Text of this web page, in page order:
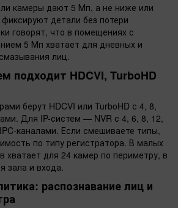
камеры дают 5 Мп, а не ниже или
детали без потери
говорят, что в помещениях с
5 Мп хватает для дневных и
лиц.
подходит HDCVI, TurboHD
берут HDCVI или TurboHD с 4, 8,
Для IP-систем — NVR с 4, 6, 8, 12,
каналами. Если смешиваете типы,
по типу регистратора. В малых
хватает для 24 камер по периметру, в
зала и входа.
распознавание лиц и